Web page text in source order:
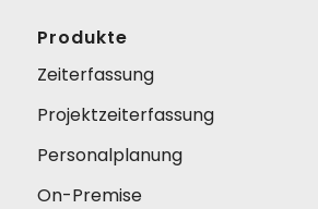
Produkte
Zeiterfassung
Projektzeiterfassung
Personalplanung
On-Premise